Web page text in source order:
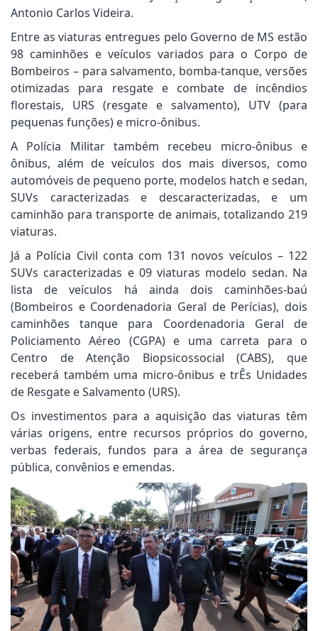
Antonio Carlos Videira.
Entre as viaturas entregues pelo Governo de MS estão
98 caminhões e veículos variados para o Corpo de
Bombeiros – para salvamento, bomba-tanque, versões
otimizadas para resgate e combate de incêndios
florestais, URS (resgate e salvamento), UTV (para
pequenas funções) e micro-ônibus.
A Polícia Militar também recebeu micro-ônibus e
ônibus, além de veículos dos mais diversos, como
automóveis de pequeno porte, modelos hatch e sedan,
SUVs caracterizadas e descaracterizadas, e um
caminhão para transporte de animais, totalizando 219
viaturas.
Já a Polícia Civil conta com 131 novos veículos – 122
SUVs caracterizadas e 09 viaturas modelo sedan. Na
lista de veículos há ainda dois caminhões-baú
(Bombeiros e Coordenadoria Geral de Perícias), dois
caminhões tanque para Coordenadoria Geral de
Policiamento Aéreo (CGPA) e uma carreta para o
Centro de Atenção Biopsicossocial (CABS), que
receberá também uma micro-ônibus e trÊs Unidades
de Resgate e Salvamento (URS).
Os investimentos para a aquisição das viaturas têm
várias origens, entre recursos próprios do governo,
verbas federais, fundos para a área de segurança
pública, convênios e emendas.